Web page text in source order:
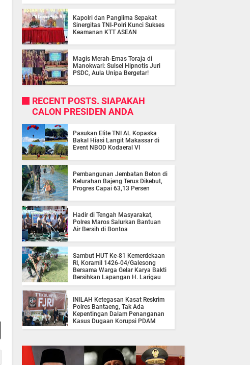
Kapolri dan Panglima Sepakat
Sinergitas TNI-Polri Kunci Sukses
Keamanan KTT ASEAN
Magis Merah-Emas Toraja di
Manokwari: Sulsel Hipnotis Juri
PSDC, Aula Unipa Bergetar!
RECENT POSTS. SIAPAKAH
CALON PRESIDEN ANDA
Pasukan Elite TNI AL Kopaska
Bakal Hiasi Langit Makassar di
Event NBOD Kodaeral VI
Pembangunan Jembatan Beton di
Kelurahan Bajeng Terus Dikebut,
Progres Capai 63,13 Persen
Hadir di Tengah Masyarakat,
Polres Maros Salurkan Bantuan
Air Bersih di Bontoa
Sambut HUT Ke-81 Kemerdekaan
RI, Koramil 1426-04/Galesong
Bersama Warga Gelar Karya Bakti
Bersihkan Lapangan H. Larigau
INILAH Ketegasan Kasat Reskrim
Polres Bantaeng, Tak Ada
Kepentingan Dalam Penanganan
Kasus Dugaan Korupsi PDAM